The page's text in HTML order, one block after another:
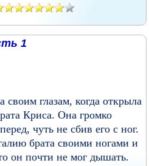
1
глазам, когда открыла
Криса. Она громко
чуть не сбив его с ног.
брата своими ногами и
он почти не мог дышать.